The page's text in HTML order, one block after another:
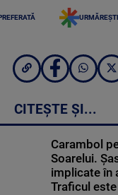
CITEȘTE ȘI...
Carambol
Soarelui.
implicate în
Traficul